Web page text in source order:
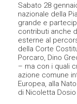
Sabato 28
nazionale della
grande e
contributi anche
esterne al
della Corte
Porcaro, Dino
– ma con i quali
azione comune
Europea, alla
di Nicoletta Dosio